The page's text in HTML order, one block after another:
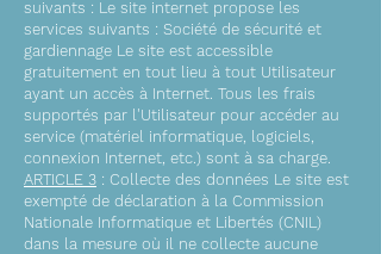
suivants : Le site internet propose les
services suivants : Société de sécurité et
gardiennage Le site est accessible
gratuitement en tout lieu à tout Utilisateur
ayant un accès à Internet. Tous les frais
supportés par l'Utilisateur pour accéder au
service (matériel informatique, logiciels,
connexion Internet, etc.) sont à sa charge.
ARTICLE 3 : Collecte des données Le site est
exempté de déclaration à la Commission
Nationale Informatique et Libertés (CNIL)
dans la mesure où il ne collecte aucune